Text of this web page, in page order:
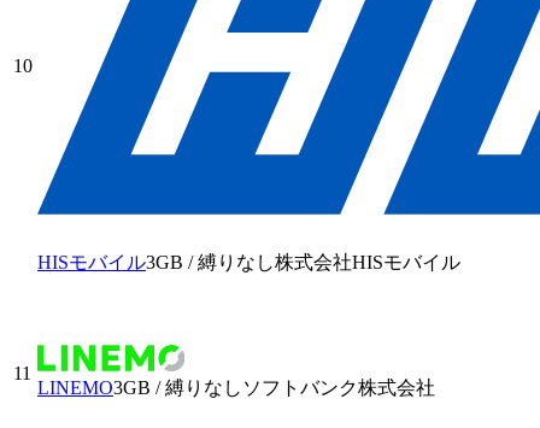
10
HISモバイル3GB /縛りなし株式会社HISモバイル
11
LINEMO3GB /縛りなし ソフトバンク株式会社